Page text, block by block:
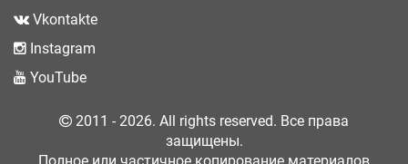
Vkontakte
Instagram
YouTube
2011 - 2026. All rights reserved. Все права
защищены.